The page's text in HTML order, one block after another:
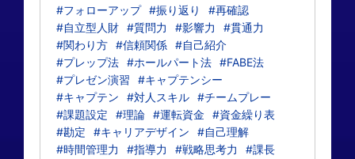
#フォローアップ #振り返り
#再確認
#自立型人財 #質問力 #影響力
#貫通力
#関わり方 #信頼関係 #自己紹介
#プレップ法 #ホールパート法 #FABE法
#プレゼン演習
#キャプテンシー
#キャプテン
#対人スキル #チームプレー
#課題設定
#理論 #運転資金
#資金繰り表
#勘定
#キャリアデザイン
#自己理解
#時間管理力
#指導力 #戦略思考力
#課長